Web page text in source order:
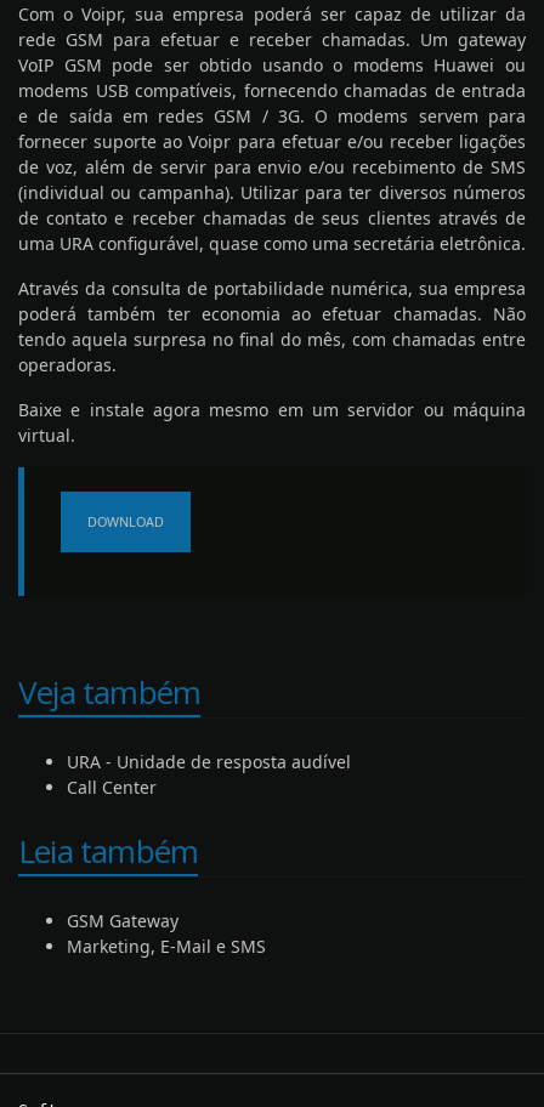
Com o Voipr, sua empresa poderá ser capaz de utilizar da
rede GSM para efetuar e receber chamadas. Um gateway
VoIP GSM pode ser obtido usando o modems Huawei ou
modems USB compatíveis, fornecendo chamadas de entrada
e de saída em redes GSM / 3G. O modems servem para
fornecer suporte ao Voipr para efetuar e/ou receber ligações
de voz, além de servir para envio e/ou recebimento de SMS
(individual ou campanha). Utilizar para ter diversos números
de contato e receber chamadas de seus clientes através de
uma URA configurável, quase como uma secretária eletrônica.
Através da consulta de portabilidade numérica, sua empresa
poderá também ter economia ao efetuar chamadas. Não
tendo aquela surpresa no final do mês, com chamadas entre
operadoras.
Baixe e instale agora mesmo em um servidor ou máquina
virtual.
DOWNLOAD
Veja também
URA - Unidade de resposta audível
Call Center
Leia também
GSM Gateway
Marketing, E-Mail e SMS